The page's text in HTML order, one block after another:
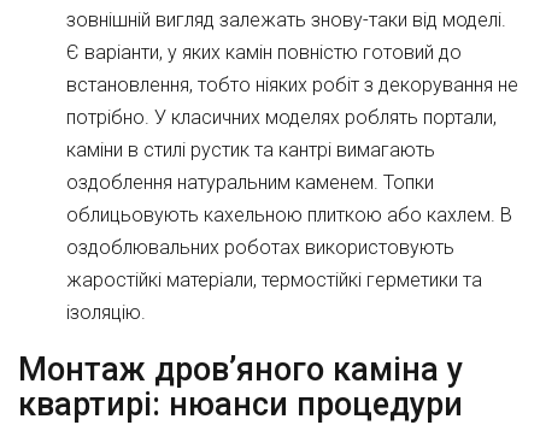
зовнішній вигляд залежать знову-таки від моделі.
Є варіанти, у яких камін повністю готовий до
встановлення, тобто ніяких робіт з декорування не
потрібно. У класичних моделях роблять портали,
каміни в стилі рустик та кантрі вимагають
оздоблення натуральним каменем. Топки
облицьовують кахельною плиткою або кахлем. В
оздоблювальних роботах використовують
жаростійкі матеріали, термостійкі герметики та
ізоляцію.
Монтаж дров’яного каміна у
квартирі: нюанси процедури